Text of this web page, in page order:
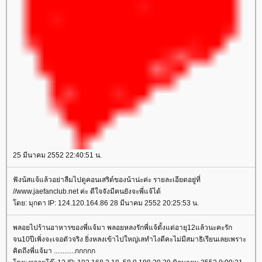
25 มีนาคม 2552 22:40:51 น.
ฟังน้สแจ้แล้วอย่าลืมไปดูคอนเสริต์ของน้าน่ะค่ะ รายละเอียดอยู่ที่
//www.jaefanclub.net ค่ะ ดีใจจังมีคนยังจะพี่แจ้ได้
ดย: มุกดา IP: 124.120.164.86 28 มีนาคม 2552 20:25:53 น.
พลอยไปร้านอาหารของพี่แจ้มา พลอยหลงรักพี่แจ้ตั้งแต่อายุ12แล้วนะคะรัก
จน10ปีเพิ่งจะเจอตัวจริง ยิ่งหลงเข้าไปใหญ่เลทำไงดีคะไม่มีสมาธิเรียนเลยเพราะ
คิดถึงพี่แจ้มา ............กกกกก